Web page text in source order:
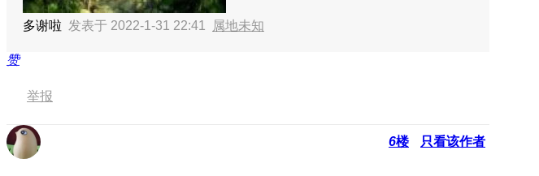
多谢啦 发表于 2022-1-31 22:41 属地未知
赞
举报
6楼 只看该作者